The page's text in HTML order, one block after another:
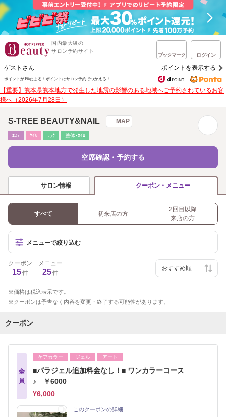
国内最大級の
サロン予約サイト
ブックマーク ログイン
ゲストさん ポイントを表示する
ポイントが1%たまる！ ポイントはサロン予約でつかえる！
【重要】熊本県熊本地方で発生した地震の影響のある地域へご予約されているお客
様へ（2026年7月28日）
S-TREE BEAUTY&NAIL MAP
ｴｽﾃ ﾈｲﾙ ﾘﾗｸ 整体･ｶｲﾛ
空席確認・予約する
サロン情報 クーポン・メニュー
すべて 初来店の方
2回目以降
来店の方
メニューで絞り込む
クーポン
15件
メニュー
25件
価格は税込表示です。
クーポンは予告なく内容を変更・終了する可能性があります。
クーポン
全
員
ケアカラー ジェル アート
■パラジェル追加料金なし！■ ワンカラーコース
♪ ￥6000
¥6,000
このクーポンの詳細